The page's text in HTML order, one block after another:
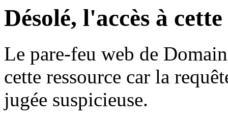
Désolé, l'accès à
Le pare-feu web de
cette ressource car la
jugée suspicieuse.